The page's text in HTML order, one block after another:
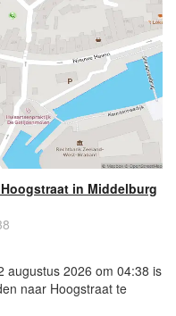
in Middelburg
augustus 2026 om 04:38 is
naar Hoogstraat te